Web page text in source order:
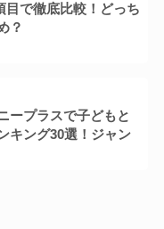
で徹底比較！どっち
？
ープラスで子どもと
キング30選！ジャン